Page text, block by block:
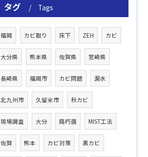
タグ Tags
福岡 カビ取り 床下 ZEH カビ
大分県 熊本県 佐賀県 宮崎県
長崎県 福岡市 カビ問題 漏水
北九州市 久留米市 秋カビ
現場調査 大分 腐朽菌 MIST工法
佐賀 熊本 カビ対策 黒カビ